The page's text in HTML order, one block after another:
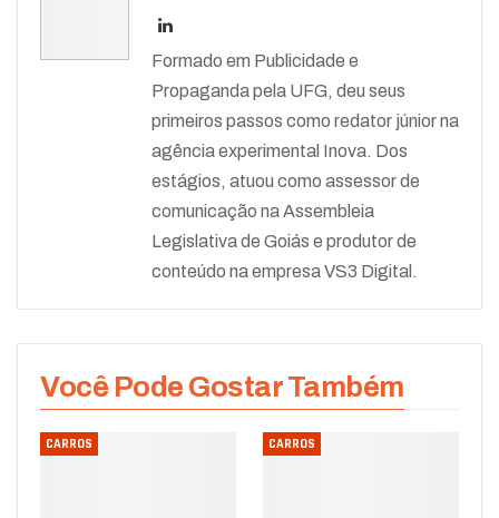
Formado em Publicidade e
Propaganda pela UFG, deu seus
primeiros passos como redator júnior na
agência experimental Inova. Dos
estágios, atuou como assessor de
comunicação na Assembleia
Legislativa de Goiás e produtor de
conteúdo na empresa VS3 Digital.
Você Pode Gostar Também
CARROS CARROS